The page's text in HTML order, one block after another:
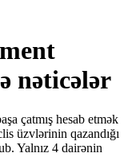
nəticələr
çatmış hesab etmək
üzvlərinin qazandığı
Yalnız 4 dairənin